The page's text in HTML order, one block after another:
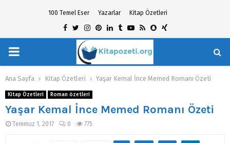
100 Temel Eser Yazarlar Kitap Özetleri
Facebook
TwitterInstagram
Pinterest
Linkedin
TumblrYoutube
RssSnapchat
Xing
PRIMARY
MENU
Ana Sayfa Kitap Özetleri Yaşar Kemal İnce Memed Romanı Özeti
Kitap Özetleri Roman özetleri
Yaşar Kemal İnce Memed Romanı Özeti
Temmuz 1, 2017 0 775